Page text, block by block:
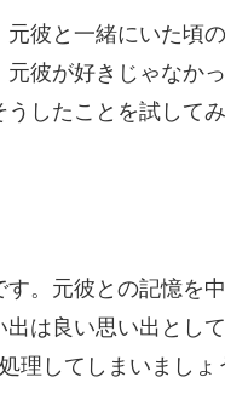
彼と一緒にいた頃
彼が好きじゃなか
したことを試して
。元彼との記憶を
は良い思い出とし
理してしまいましょ